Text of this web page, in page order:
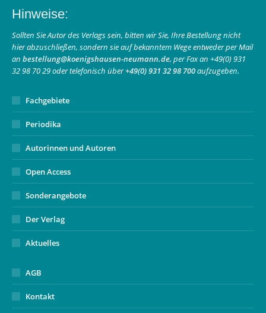
opens
in
new
window
opens
in
new
window
page
opens
in
new
window
Hinweise:
Sollten Sie Autor des Verlags sein, bitten wir Sie, Ihre Bestellung nicht
hier abzuschließen, sondern sie auf bekanntem Wege entweder per Mail
an bestellung@koenigshausen-neumann.de, per Fax an +49(0) 931
32 98 70 29 oder telefonisch über+49(0) 931 32 98 700aufzugeben.
Fachgebiete
Periodika
Autorinnen und Autoren
Open Access
Sonderangebote
Der Verlag
Aktuelles
AGB
Kontakt